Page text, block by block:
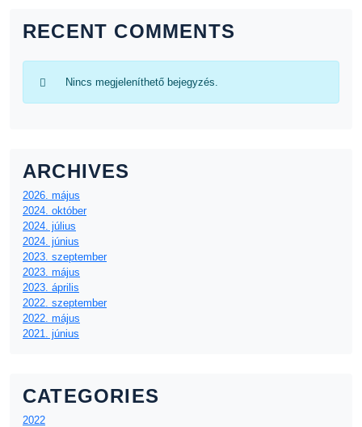
RECENT COMMENTS
Nincs megjeleníthető bejegyzés.
ARCHIVES
2026. május
2024. október
2024. július
2024. június
2023. szeptember
2023. május
2023. április
2022. szeptember
2022. május
2021. június
CATEGORIES
2022